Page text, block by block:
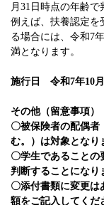
月31日時点の年齢で
例えば、扶養認定を
る場合には、令和7
満となります。
施行日 令和7年10月
その他（留意事項）
〇被保険者の配偶者
む。）は対象となり
〇学生であることの
判断することになり
〇添付書類に変更は
額をご記入してくだ